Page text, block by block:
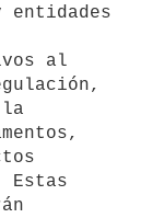
entidades
al
la
Estas